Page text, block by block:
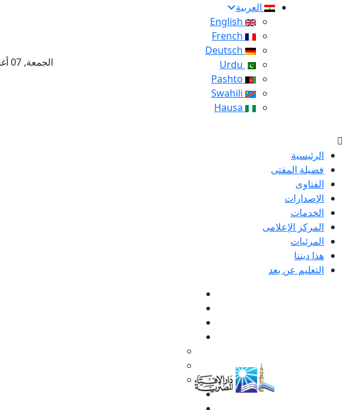
العربية
الجمعة, 07 أغسطس 2026 – 24 صفر 1448 هـ
الرئيسية
فضيلة المفتى
الفتاوى
الإصدارات
الخدمات
المركز الإعلامى
المرئيات
هذا ديننا
التعليم عن بعد